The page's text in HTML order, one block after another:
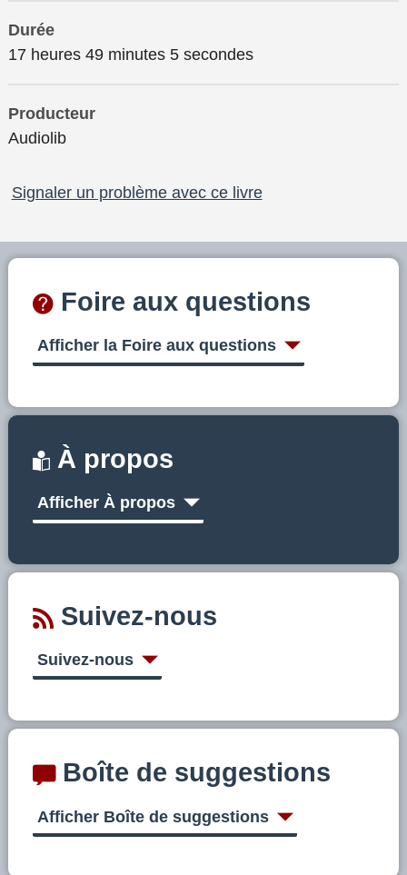
Durée
17 heures 49 minutes 5 secondes
Producteur
Audiolib
Signaler un problème avec ce livre
Foire aux questions
Afficher la Foire aux questions
À propos
Afficher À propos
Suivez-nous
Suivez-nous
Boîte de suggestions
Afficher Boîte de suggestions